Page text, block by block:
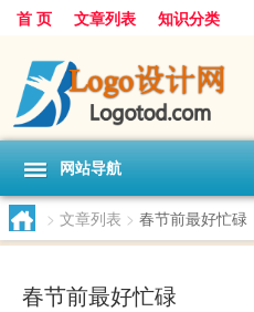
首 页 文章列表 知识分类
网站导航
> 文章列表 > 春节前最好忙碌
春节前最好忙碌